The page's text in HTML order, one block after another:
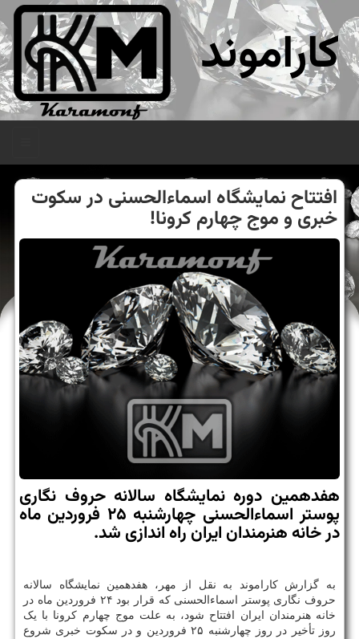
کاراموند
افتتاح نمایشگاه اسماءالحسنی در سكوت
خبری و موج چهارم كرونا!
هفدهمین دوره نمایشگاه سالانه حروف نگاری
پوستر اسماءالحسنی چهارشنبه ۲۵ فروردین ماه
در خانه هنرمندان ایران راه اندازی شد.
به گزارش کاراموند به نقل از مهر، هفدهمین نمایشگاه سالانه
حروف نگاری پوستر اسماءالحسنی که قرار بود ۲۴ فروردین ماه در
خانه هنرمندان ایران افتتاح شود، به علت موج چهارم کرونا با یک
روز تأخیر در روز چهارشنبه ۲۵ فروردین و در سکوت خبری شروع